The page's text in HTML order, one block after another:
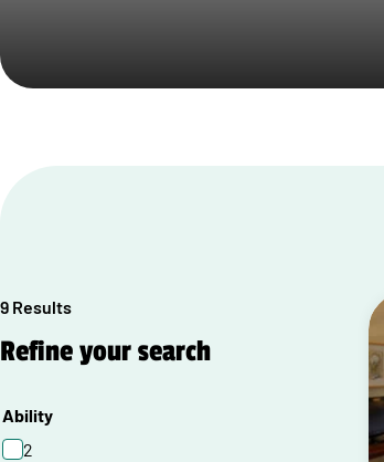
9 Results
Refine your search
Ability
2